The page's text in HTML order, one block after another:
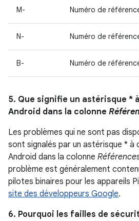
M- Numéro de
N- Numéro de
B- Numéro de
5. Que signifie un astérisque *
Android dans la colonne
Les problèmes qui ne sont pas
sont signalés par un astérisque * à
Android dans la colonne
problème est généralement
pilotes binaires pour les appareils
site des développeurs Google.
6. Pourquoi les failles de